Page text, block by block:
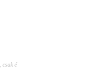
csak é